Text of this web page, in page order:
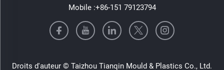
Mobile :+86-151 79123794
Droits d'auteur © Taizhou Tianqin Mould & Plastics Co., Ltd.